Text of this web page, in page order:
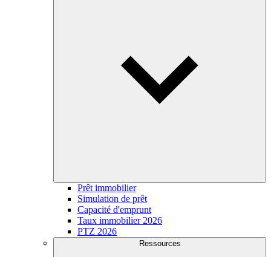
Prêt immobilier
Simulation de prêt
Capacité d'emprunt
Taux immobilier 2026
PTZ 2026
Ressources